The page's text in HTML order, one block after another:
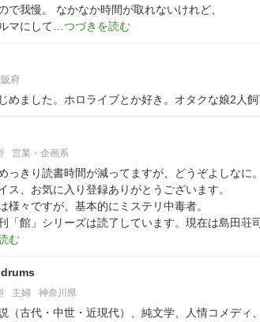
で我慢。
なかなか時間が取れないけれど、
マにして
府
めました。ホロライブとか好き。オタクな娘2人飼
営業・企画系
っきり読書時間が減ってますが、どうぞよしなに。
ス、お気に入り登録ありがとうございます。
様々ですが、基本的にミステリ中毒者。
「館」シリーズは読了しています。現在は島田荘
主婦 神奈川県
（古代・中世・近現代）、純文学、人情コメディ